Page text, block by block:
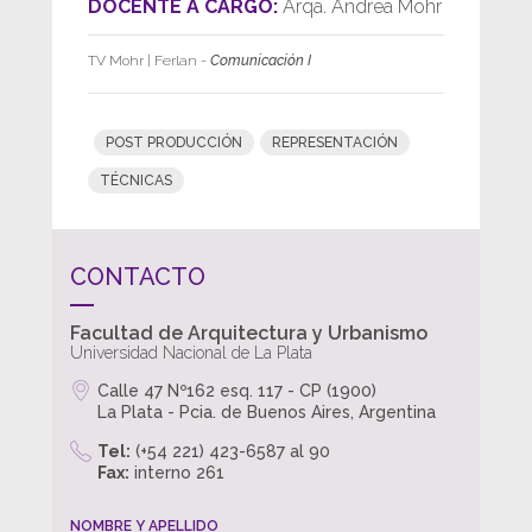
DOCENTE A CARGO: Arqa. Andrea Mohr
TV Mohr | Ferlan - Comunicación I
POST PRODUCCIÓN REPRESENTACIÓN
TÉCNICAS
CONTACTO
Facultad de Arquitectura y Urbanismo
Universidad Nacional de La Plata
Calle 47 Nº162 esq. 117 - CP (1900)
La Plata - Pcia. de Buenos Aires, Argentina
Tel: (+54 221) 423-6587 al 90
Fax: interno 261
NOMBRE Y APELLIDO